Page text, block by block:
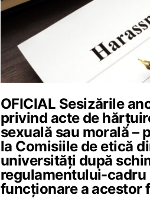
OFICIAL Sesizările
privind acte de
sexuală sau morală –
la Comisiile de etică
universități după
regulamentului-cadru
funcționare a acestor